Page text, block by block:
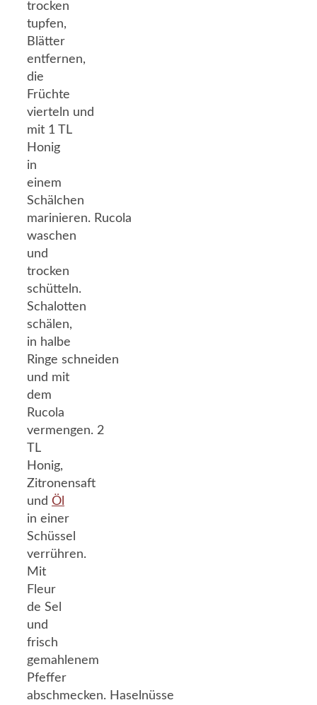
trocken
tupfen,
Blätter
entfernen,
die
Früchte
vierteln und
mit 1 TL
Honig
in
einem
Schälchen
marinieren. Rucola
waschen
und
trocken
schütteln.
Schalotten
schälen,
in halbe
Ringe schneiden
und mit
dem
Rucola
vermengen. 2
TL
Honig,
Zitronensaft
und Öl
in einer
Schüssel
verrühren.
Mit
Fleur
de Sel
und
frisch
gemahlenem
Pfeffer
abschmecken. Haselnüsse